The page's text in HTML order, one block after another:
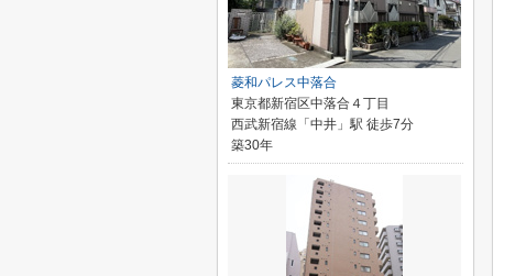
菱和パレス中落合
東京都新宿区中落合４丁目
西武新宿線「中井」駅 徒歩7分
築30年